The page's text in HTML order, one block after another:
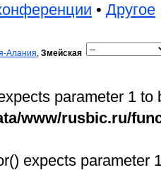
• Другое
Алания, Змейская
parameter 1
www/rusbic.ru/
expects parameter